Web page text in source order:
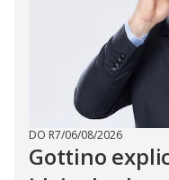
DO R7/06/08/2026
Gottino